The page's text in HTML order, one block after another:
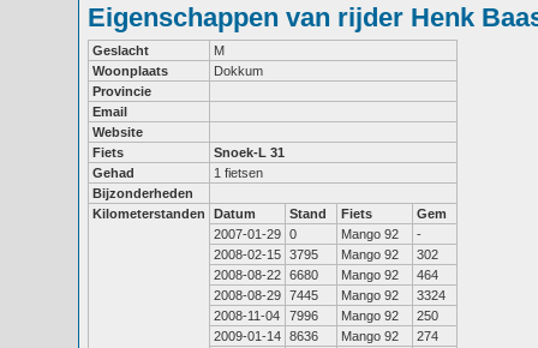
Eigenschappen van rijder Henk
Geslacht
M
Woonplaats
Dokkum
Provincie
Email
Website
Fiets
Snoek-L 31
Gehad
1 fietsen
Bijzonderheden
Kilometerstanden
Datum Stand Fiets
Gem
2007-01-29 0 Mango 92
-
2008-02-15 3795 Mango 92
302
2008-08-22 6680 Mango 92
464
2008-08-29 7445 Mango 92
3324
2008-11-04
7996 Mango 92
250
2009-01-14 8636 Mango 92
274